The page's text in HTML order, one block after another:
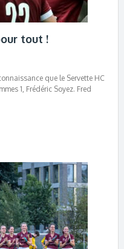
tout !
que le Servette HC
1, Frédéric Soyez. Fred